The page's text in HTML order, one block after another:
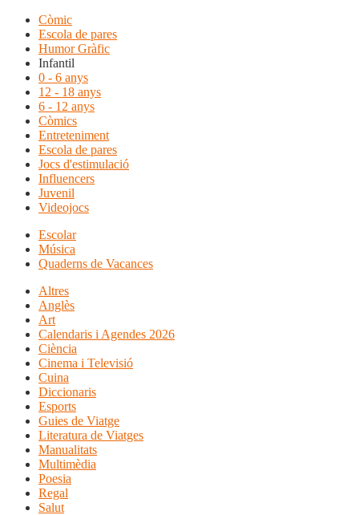
Còmic
Escola de pares
Humor Gràfic
Infantil
0 - 6 anys
12 - 18 anys
6 - 12 anys
Còmics
Entreteniment
Escola de pares
Jocs d'estimulació
Influencers
Juvenil
Videojocs
Escolar
Música
Quaderns de Vacances
Altres
Anglès
Art
Calendaris i Agendes 2026
Ciència
Cinema i Televisió
Cuina
Diccionaris
Esports
Guies de Viatge
Literatura de Viatges
Manualitats
Multimèdia
Poesia
Regal
Salut